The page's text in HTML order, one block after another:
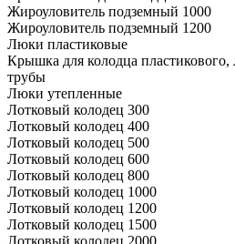
Жироуловитель подземный 1000
Жироуловитель подземный 1200
Люки пластиковые
Крышка для колодца
трубы
Люки утепленные
Лотковый колодец 300
Лотковый колодец 400
Лотковый колодец 500
Лотковый колодец 600
Лотковый колодец 800
Лотковый колодец 1000
Лотковый колодец 1200
Лотковый колодец 1500
Лотковый колодец 2000